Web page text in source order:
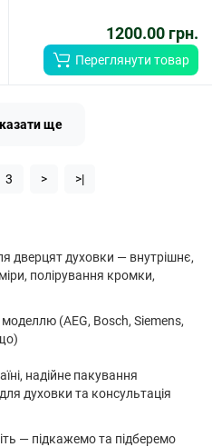
1200.00 грн.
Переглянути товар
ще
3 > >|
дверцят духовки — внутрішнє,
полірування кромки,
моделлю (AEG, Bosch, Siemens,
надійне пакування
духовки та консультація
— підкажемо та підберемо